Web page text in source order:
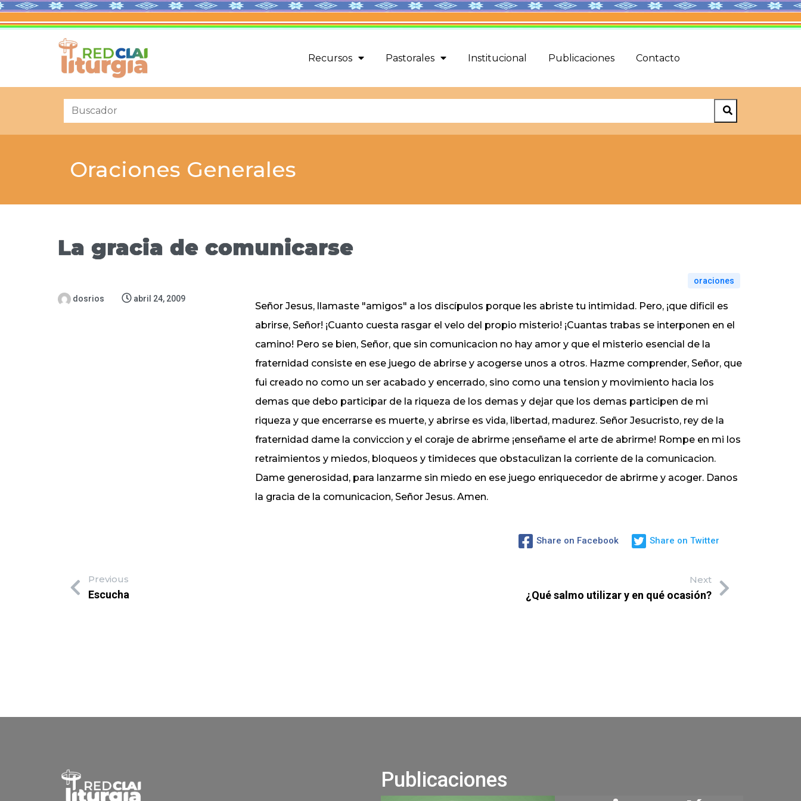
Recursos Pastorales Institucional Publicaciones Contacto
Oraciones Generales
La gracia de comunicarse
dosrios abril 24, 2009
oraciones
Señor Jesus, llamaste "amigos" a los discípulos porque les abriste tu intimidad. Pero, ¡que dificil es
abrirse, Señor! ¡Cuanto cuesta rasgar el velo del propio misterio! ¡Cuantas trabas se interponen en el
camino! Pero se bien, Señor, que sin comunicacion no hay amor y que el misterio esencial de la
fraternidad consiste en ese juego de abrirse y acogerse unos a otros. Hazme comprender, Señor, que
fui creado no como un ser acabado y encerrado, sino como una tension y movimiento hacia los
demas que debo participar de la riqueza de los demas y dejar que los demas participen de mi
riqueza y que encerrarse es muerte, y abrirse es vida, libertad, madurez. Señor Jesucristo, rey de la
fraternidad dame la conviccion y el coraje de abrirme ¡enseñame el arte de abrirme! Rompe en mi los
retraimientos y miedos, bloqueos y timideces que obstaculizan la corriente de la comunicacion.
Dame generosidad, para lanzarme sin miedo en ese juego enriquecedor de abrirme y acoger. Danos
la gracia de la comunicacion, Señor Jesus. Amen.
Share on Facebook Share on Twitter
Previous
Escucha
Next
¿Qué salmo utilizar y en qué ocasión?
Publicaciones